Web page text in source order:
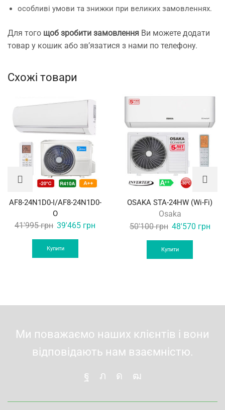
особливі умови та знижки при великих замовленнях.
Для того щоб зробити замовлення Ви можете додати
товар у кошик або зв’язатися з нами по телефону.
Схожі товари
AF8-24N1D0-I/AF8-24N1D0-
O
41'995грн Original
price
was:
41'995 грн.
39'465 грн
Купити
OSAKA STA-24HW (Wi-Fi)
Osaka
50'100грн Original
price
was:
50'100 грн.
48'570 грн
Купити
Ми поважаємо наших клієнтів і вони
відповідають нам взаємністю.